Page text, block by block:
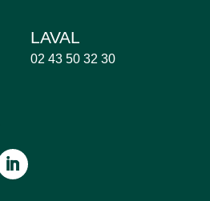
LAVAL
02 43 50 32 30